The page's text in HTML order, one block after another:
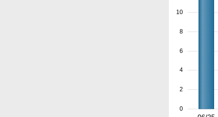
0
2
4
6
8
10